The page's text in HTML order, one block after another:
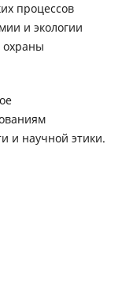
процессов
и экологии
охраны
и научной этики.